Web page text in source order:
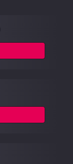
LIBRERÍA